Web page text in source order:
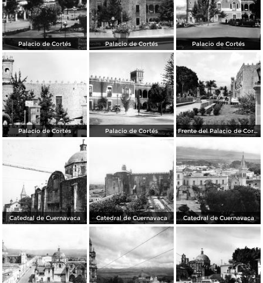
Palacio de Cortés Palacio de Cortés Palacio de Cortés
Palacio de Cortés Palacio de Cortés Frente del Palacio de Cortés
Catedral de Cuernavaca Catedral de Cuernavaca Catedral de Cuernavaca